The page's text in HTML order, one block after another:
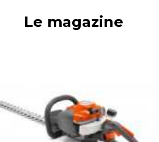
Le magazine